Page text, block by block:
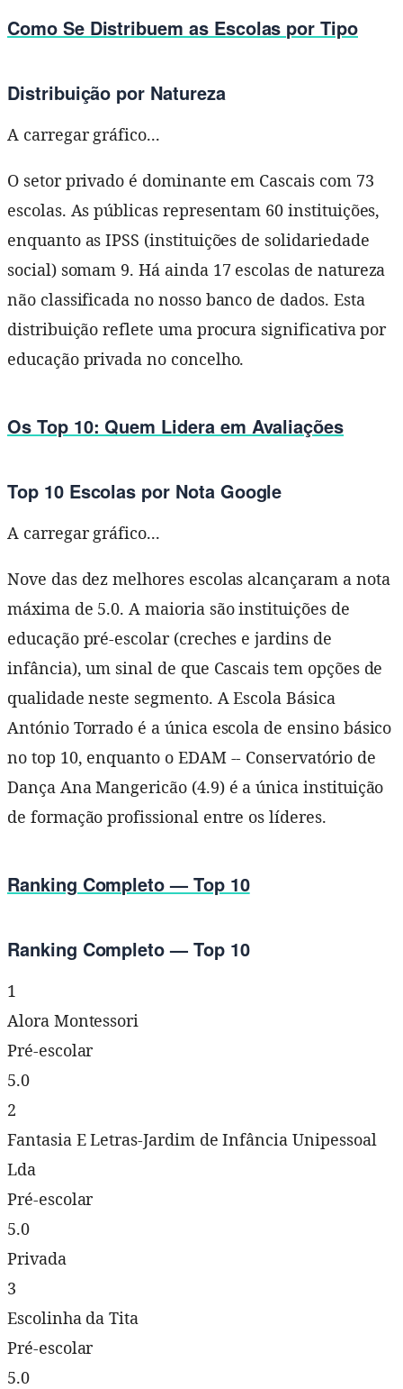
Como Se Distribuem as Escolas por Tipo
Distribuição por Natureza
A carregar gráfico...
O setor privado é dominante em Cascais com 73
escolas. As públicas representam 60 instituições,
enquanto as IPSS (instituições de solidariedade
social) somam 9. Há ainda 17 escolas de natureza
não classificada no nosso banco de dados. Esta
distribuição reflete uma procura significativa por
educação privada no concelho.
Os Top 10: Quem Lidera em Avaliações
Top 10 Escolas por Nota Google
A carregar gráfico...
Nove das dez melhores escolas alcançaram a nota
máxima de 5.0. A maioria são instituições de
educação pré-escolar (creches e jardins de
infância), um sinal de que Cascais tem opções de
qualidade neste segmento. A Escola Básica
António Torrado é a única escola de ensino básico
no top 10, enquanto o EDAM -- Conservatório de
Dança Ana Mangericão (4.9) é a única instituição
de formação profissional entre os líderes.
Ranking Completo — Top 10
Ranking Completo — Top 10
1
Alora Montessori
Pré-escolar
5.0
2
Fantasia E Letras-Jardim de Infância Unipessoal
Lda
Pré-escolar
5.0
Privada
3
Escolinha da Tita
Pré-escolar
5.0